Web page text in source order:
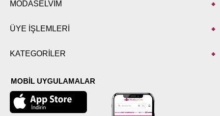
MODASELVİM
ÜYE İŞLEMLERİ
KATEGORİLER
MOBİL UYGULAMALAR